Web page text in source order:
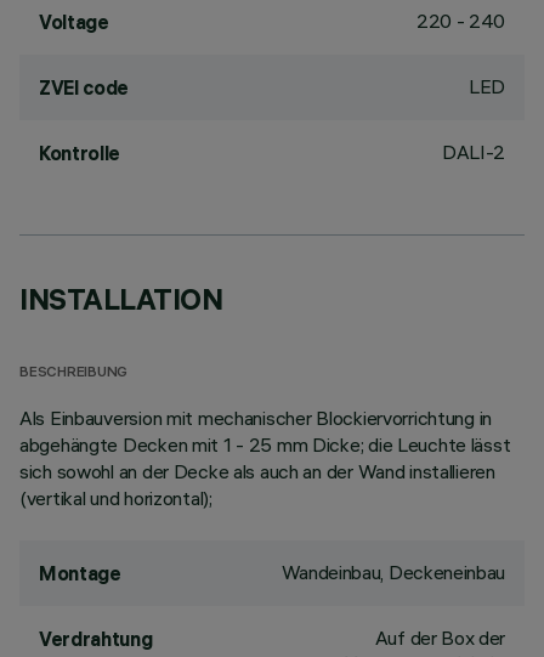
Voltage 220 - 240
ZVEI code LED
Kontrolle DALI-2
INSTALLATION
BESCHREIBUNG
Als Einbauversion mit mechanischer Blockiervorrichtung in
abgehängte Decken mit 1 - 25 mm Dicke; die Leuchte lässt
sich sowohl an der Decke als auch an der Wand installieren
(vertikal und horizontal);
Montage Wandeinbau, Deckeneinbau
Verdrahtung
Auf der Box der